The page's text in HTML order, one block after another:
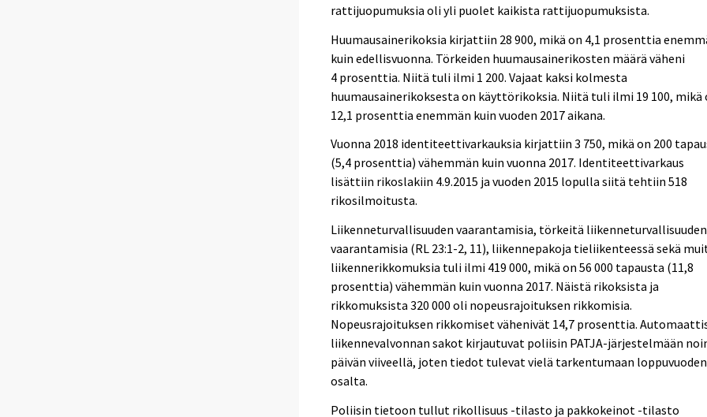
rattijuopumuksia oli yli puolet kaikista rattijuopumuksista.
Huumausainerikoksia kirjattiin 28 900, mikä on 4,1 prosenttia
kuin edellisvuonna. Törkeiden huumausainerikosten määrä väheni
4 prosenttia. Niitä tuli ilmi 1 200. Vajaat kaksi kolmesta
huumausainerikoksesta on käyttörikoksia. Niitä tuli ilmi 19 100, mikä
12,1 prosenttia enemmän kuin vuoden 2017 aikana.
Vuonna 2018 identiteettivarkauksia kirjattiin 3 750, mikä on 200
(5,4 prosenttia) vähemmän kuin vuonna 2017. Identiteettivarkaus
lisättiin rikoslakiin 4.9.2015 ja vuoden 2015 lopulla siitä tehtiin 518
rikosilmoitusta.
Liikenneturvallisuuden vaarantamisia, törkeitä liikenneturvallisuuden
vaarantamisia (RL 23:1-2, 11), liikennepakoja tieliikenteessä sekä
liikennerikkomuksia tuli ilmi 419 000, mikä on 56 000 tapausta (11,8
prosenttia) vähemmän kuin vuonna 2017. Näistä rikoksista ja
rikkomuksista 320 000 oli nopeusrajoituksen rikkomisia.
Nopeusrajoituksen rikkomiset vähenivät 14,7 prosenttia.
liikennevalvonnan sakot kirjautuvat poliisin PATJA-järjestelmään
päivän viiveellä, joten tiedot tulevat vielä tarkentumaan loppuvuoden
osalta.
Poliisin tietoon tullut rikollisuus -tilasto ja pakkokeinot -tilasto